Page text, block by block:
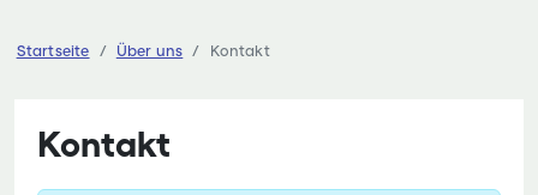
Startseite Über uns Kontakt
Kontakt